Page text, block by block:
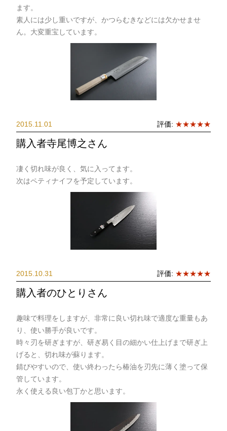
ます。
素人には少し重いですが、かつらむきなどには欠かせませ
ん。大変重宝しています。
2015.11.01 評価: ★★★★★
購入者寺尾博之さん
凄く切れ味が良く、気に入ってます。
次はペティナイフを予定しています。
2015.10.31 評価: ★★★★★
購入者のひとりさん
趣味で料理をしますが、非常に良い切れ味で適度な重量もあ
り、使い勝手が良いです。
時々刃を研ぎますが、研ぎ易く目の細かい仕上げまで研ぎ上
げると、切れ味が蘇ります。
錆びやすいので、使い終わったら椿油を刃先に薄く塗って保
管しています。
永く使える良い包丁かと思います。